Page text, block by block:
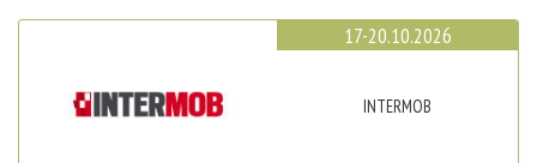
17-20.10.2026
INTERMOB